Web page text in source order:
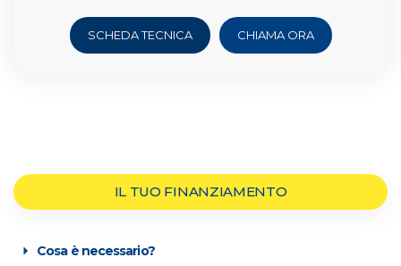
SCHEDA TECNICA CHIAMA ORA
IL TUO FINANZIAMENTO
Cosa è necessario?